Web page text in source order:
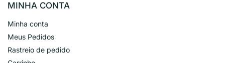
MINHA CONTA
Minha conta
Meus Pedidos
Rastreio de pedido